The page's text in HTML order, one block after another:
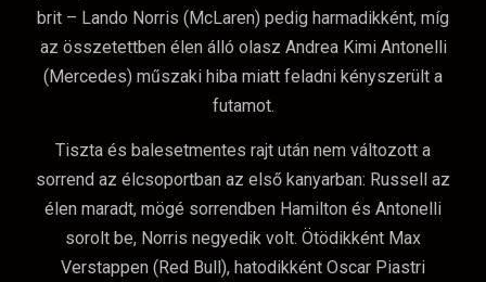
brit – Lando Norris (McLaren) pedig harmadikként, míg
az összetettben élen álló olasz Andrea Kimi Antonelli
(Mercedes) műszaki hiba miatt feladni kényszerült a
futamot.
Tiszta és balesetmentes rajt után nem változott a
sorrend az élcsoportban az első kanyarban: Russell az
élen maradt, mögé sorrendben Hamilton és Antonelli
sorolt be, Norris negyedik volt. Ötödikként Max
Verstappen (Red Bull), hatodikként Oscar Piastri